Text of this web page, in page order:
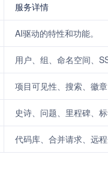
服务详情
AI驱动的特性和功能。
用户、组、命名空间、
项目可见性、搜索、徽
史诗、问题、里程碑、
代码库、合并请求、远